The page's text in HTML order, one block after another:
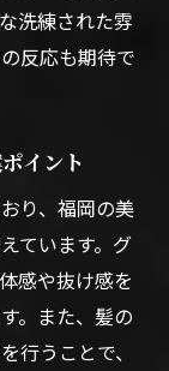
洗練された雰
反応も期待で
イント
り、福岡の美
ています。グ
感や抜け感を
。また、髪の
行うことで、